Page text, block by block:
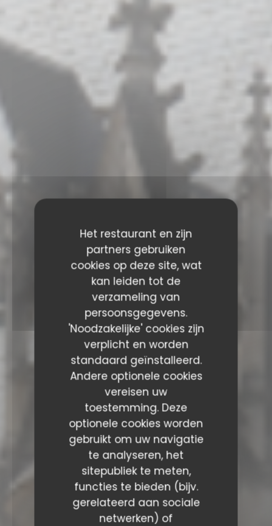
Het restaurant en zijn
partners gebruiken
cookies op deze site, wat
kan leiden tot de
verzameling van
persoonsgegevens.
'Noodzakelijke' cookies zijn
verplicht en worden
standaard geïnstalleerd.
Andere optionele cookies
vereisen uw
toestemming. Deze
optionele cookies worden
gebruikt om uw navigatie
te analyseren, het
sitepubliek te meten,
functies te bieden (bijv.
gerelateerd aan sociale
netwerken) of